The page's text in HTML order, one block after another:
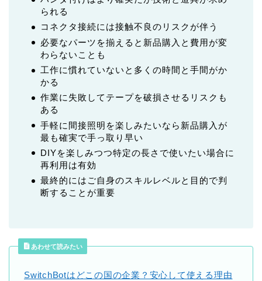
られる
コネクタ接続には接触不良のリスクが伴う
必要なパーツを揃えると新品購入と費用が変
わらないことも
工作に慣れていないと多くの時間と手間がか
かる
作業に失敗してテープを破損させるリスクも
ある
手軽に間接照明を楽しみたいなら新品購入が
最も確実で手っ取り早い
DIYを楽しみつつ特定の長さで使いたい場合に
再利用は有効
最終的にはご自身のスキルレベルと目的で判
断することが重要
あわせて読みたい
SwitchBotはどこの国の企業？安心して使える理由